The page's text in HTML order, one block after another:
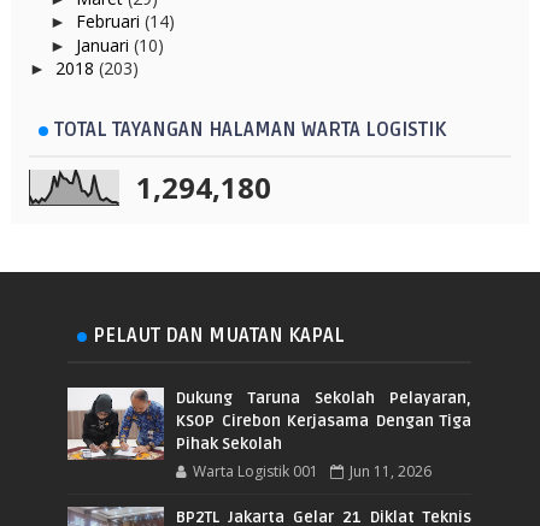
► Februari (14)
► Januari (10)
► 2018 (203)
TOTAL TAYANGAN HALAMAN WARTA LOGISTIK
1,294,180
PELAUT DAN MUATAN KAPAL
Dukung Taruna Sekolah Pelayaran,
KSOP Cirebon Kerjasama Dengan Tiga
Pihak Sekolah
Warta Logistik 001 Jun 11, 2026
BP2TL Jakarta Gelar 21 Diklat Teknis